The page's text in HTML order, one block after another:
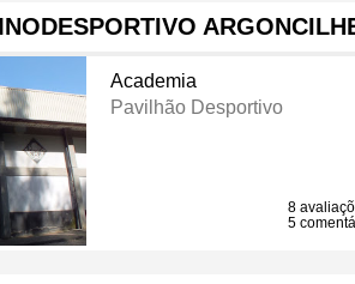
Academia
Pavilhão Desportivo
8
5